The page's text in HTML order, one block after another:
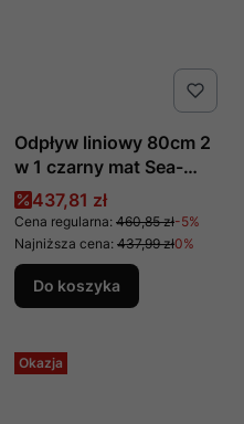
Odpływ liniowy 80cm 2
w 1 czarny mat Sea-
Horse, nr kat. OL-A02S-
80-B, producent Metal -
Hurt
Cena promocyjna
437,81 zł
Cena regularna: 460,85 zł-5%
Najniższa cena: 437,99 zł0%
Do koszyka
Okazja